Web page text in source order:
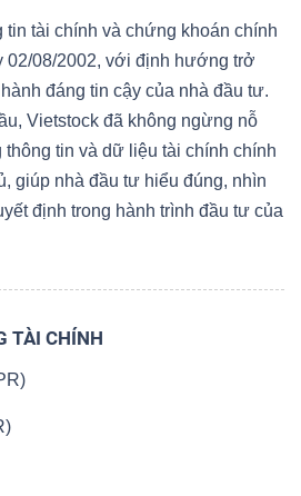
tin tài chính và chứng khoán chính
02/08/2002, với định hướng trở
đáng tin cậy của nhà đầu tư.
Vietstock đã không ngừng nỗ
thông tin và dữ liệu tài chính chính
giúp nhà đầu tư hiểu đúng, nhìn
định trong hành trình đầu tư của
TÀI CHÍNH